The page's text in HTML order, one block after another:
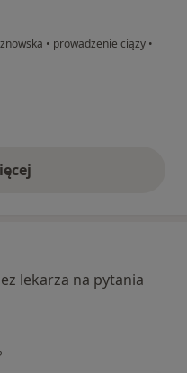
• prowadzenie ciąży •
powyżej
lekarza na pytania